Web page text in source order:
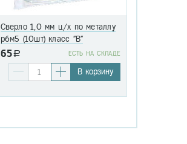
Сверло 1,0 мм ц/х по металлу
р6м5 (10шт) класс "В"
65a EСТЬ НА СКЛАДЕ
В корзину